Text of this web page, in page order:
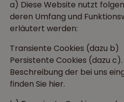
a) Diese Website nutzt
deren Umfang und
erläutert werden:
Transiente Cookies (dazu b)
Persistente Cookies (dazu c).
Beschreibung der bei uns
finden Sie hier.